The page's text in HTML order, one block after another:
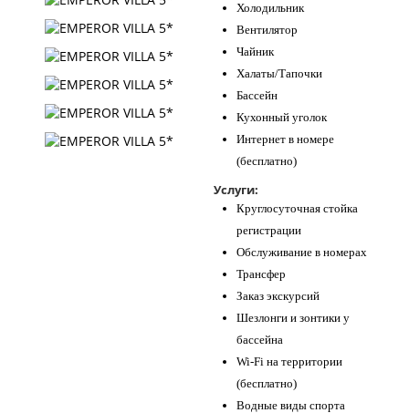
Холодильник
Вентилятор
Чайник
Халаты/Тапочки
Бассейн
Кухонный уголок
Интернет в номере
(бесплатно)
Услуги:
Круглосуточная стойка
регистрации
Обслуживание в номерах
Трансфер
Заказ экскурсий
Шезлонги и зонтики у
бассейна
Wi-Fi на территории
(бесплатно)
Водные виды спорта